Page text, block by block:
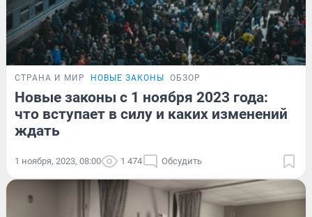
СТРАНА И МИР НОВЫЕ ЗАКОНЫ ОБЗОР
Новые законы с 1 ноября 2023 года:
что вступает в силу и каких изменений
ждать
1 ноября, 2023, 08:00 1 474 Обсудить